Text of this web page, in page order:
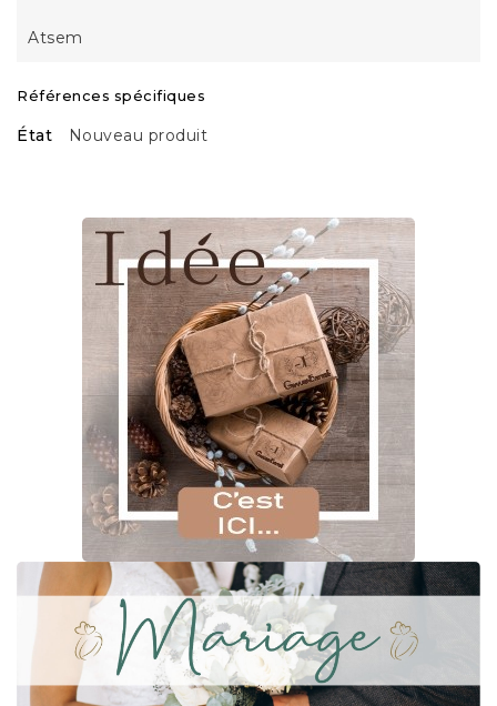
Atsem
Références spécifiques
État Nouveau produit